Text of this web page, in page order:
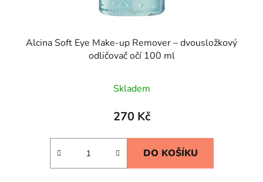
Alcina Soft Eye Make-up Remover – dvousložkový
odličovač očí 100 ml
Skladem
270 Kč
DO KOŠÍKU